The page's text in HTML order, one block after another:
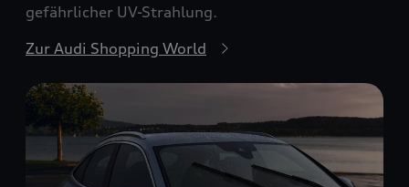
gefährlicher UV-Strahlung.
Zur Audi Shopping World